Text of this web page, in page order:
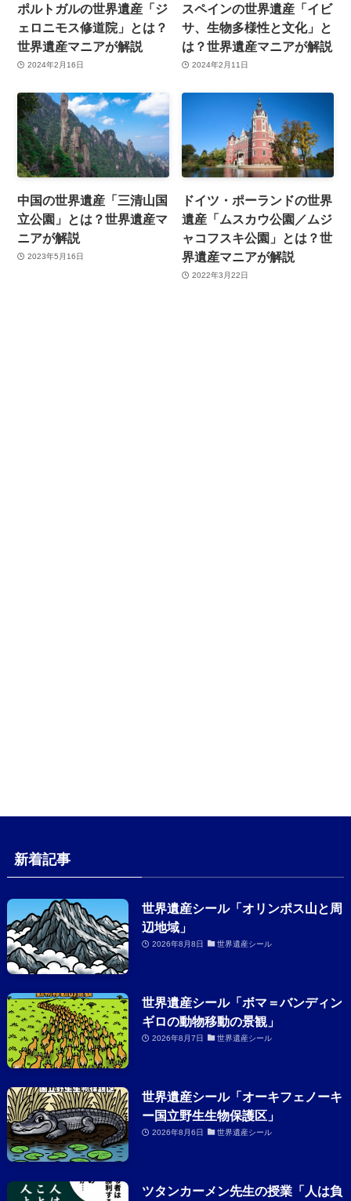
ポルトガルの世界遺産「ジ
ェロニモス修道院」とは？
世界遺産マニアが解説
2024年2月16日
スペインの世界遺産「イビ
サ、生物多様性と文化」と
は？世界遺産マニアが解説
2024年2月11日
中国の世界遺産「三清山国
立公園」とは？世界遺産マ
ニアが解説
2023年5月16日
ドイツ・ポーランドの世界
遺産「ムスカウ公園／ムジ
ャコフスキ公園」とは？世
界遺産マニアが解説
2022年3月22日
新着記事
世界遺産シール「オリンポス山と周
辺地域」
2026年8月8日 世界遺産シール
世界遺産シール「ボマ＝バンディン
ギロの動物移動の景観」
2026年8月7日 世界遺産シール
世界遺産シール「オーキフェノーキ
ー国立野生生物保護区」
2026年8月6日 世界遺産シール
ツタンカーメン先生の授業「人は負